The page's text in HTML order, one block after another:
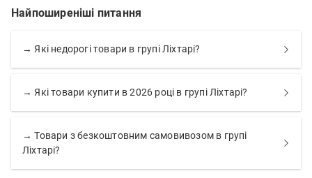
Найпоширеніші питання
→ Які недорогі товари в групі Ліхтарі?
→ Які товари купити в 2026 році в групі Ліхтарі?
→ Товари з безкоштовним самовивозом в групі
Ліхтарі?